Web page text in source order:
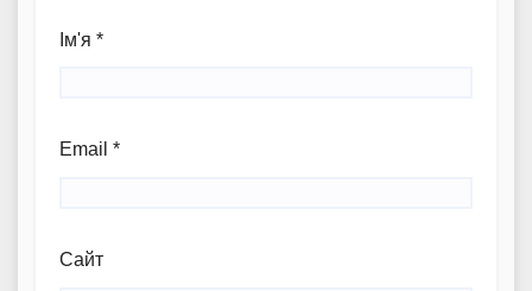
Ім'я *
Email *
Сайт